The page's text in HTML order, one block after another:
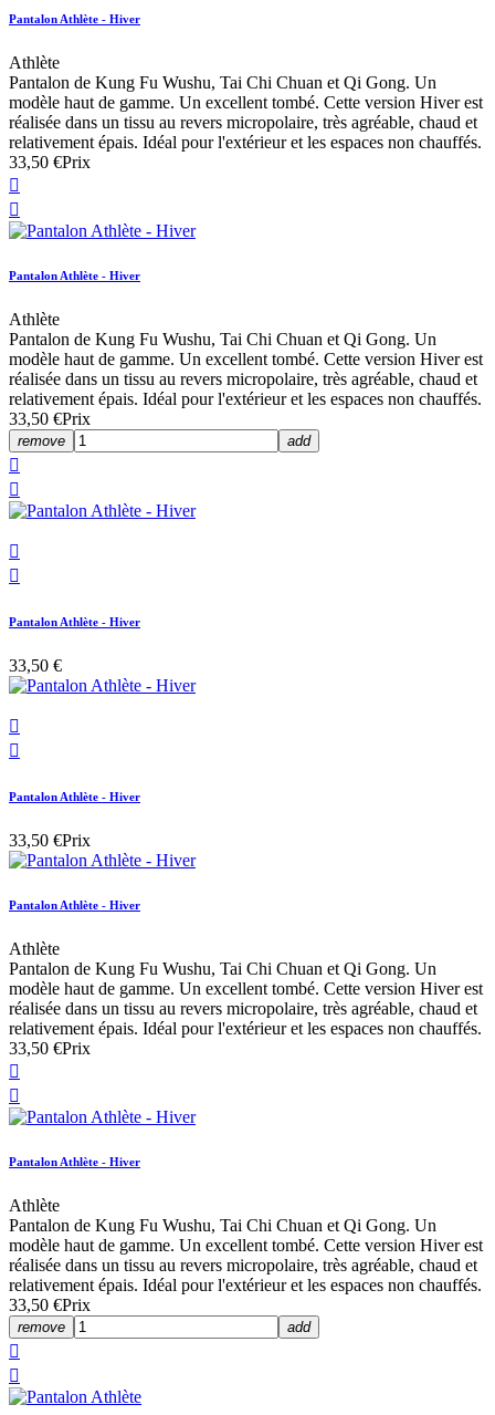
Pantalon Athlète - Hiver
Athlète
Pantalon de Kung Fu Wushu, Tai Chi Chuan et Qi Gong. Un
modèle haut de gamme. Un excellent tombé. Cette version Hiver est
réalisée dans un tissu au revers micropolaire, très agréable, chaud et
relativement épais. Idéal pour l'extérieur et les espaces non chauffés.
33,50 €Prix


Pantalon Athlète - Hiver
Athlète
Pantalon de Kung Fu Wushu, Tai Chi Chuan et Qi Gong. Un
modèle haut de gamme. Un excellent tombé. Cette version Hiver est
réalisée dans un tissu au revers micropolaire, très agréable, chaud et
relativement épais. Idéal pour l'extérieur et les espaces non chauffés.
33,50 €Prix
remove add




Pantalon Athlète - Hiver
33,50 €


Pantalon Athlète - Hiver
33,50 €Prix
Pantalon Athlète - Hiver
Athlète
Pantalon de Kung Fu Wushu, Tai Chi Chuan et Qi Gong. Un
modèle haut de gamme. Un excellent tombé. Cette version Hiver est
réalisée dans un tissu au revers micropolaire, très agréable, chaud et
relativement épais. Idéal pour l'extérieur et les espaces non chauffés.
33,50 €Prix


Pantalon Athlète - Hiver
Athlète
Pantalon de Kung Fu Wushu, Tai Chi Chuan et Qi Gong. Un
modèle haut de gamme. Un excellent tombé. Cette version Hiver est
réalisée dans un tissu au revers micropolaire, très agréable, chaud et
relativement épais. Idéal pour l'extérieur et les espaces non chauffés.
33,50 €Prix
remove add

